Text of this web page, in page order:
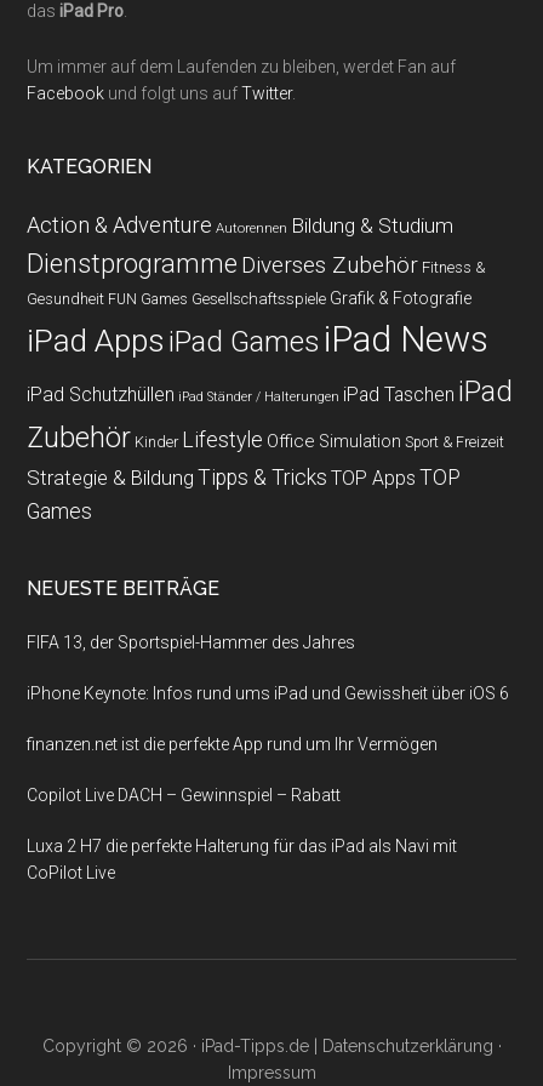
dasiPad Pro
Um immer auf dem Laufenden zu bleiben, werdet Fan auf
Facebook und folgt uns aufTwitter.
KATEGORIEN
Action & Adventure Autorennen Bildung & Studium
Dienstprogramme Diverses Zubehör Fitness &
Gesundheit FUN Games Gesellschaftsspiele Grafik & Fotografie
iPad Apps iPad Games iPad News
iPad Schutzhüllen iPad Ständer / Halterungen iPad Taschen iPad
Zubehör Kinder Lifestyle Office Simulation Sport & Freizeit
Strategie & Bildung Tipps & Tricks TOP Apps TOP
Games
NEUESTE BEITRÄGE
FIFA 13, der Sportspiel-Hammer des Jahres
iPhone Keynote: Infos rund ums iPad und Gewissheit über iOS 6
finanzen.net ist die perfekte App rund um Ihr Vermögen
Copilot Live DACH – Gewinnspiel – Rabatt
Luxa 2 H7 die perfekte Halterung für das iPad als Navi mit
CoPilot Live
Copyright © 2026 · iPad-Tipps.de| Datenschutzerklärung ·
Impressum